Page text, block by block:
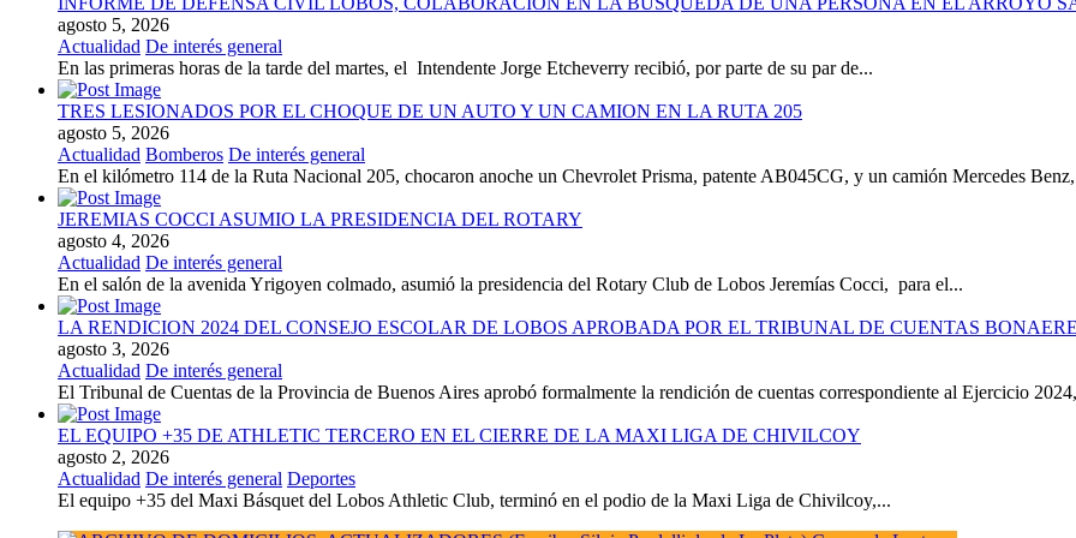
agosto 5, 2026
Actualidad De interés general
En las primeras horas de la tarde del martes, el Intendente Jorge Etcheverry recibió, por parte de su par de...
TRES LESIONADOS POR EL CHOQUE DE UN AUTO Y UN CAMION EN LA RUTA 205
agosto 5, 2026
Actualidad Bomberos De interés general
En el kilómetro 114 de la Ruta Nacional 205, chocaron anoche un Chevrolet Prisma, patente AB045CG, y un camión Mercedes
JEREMIAS COCCI ASUMIO LA PRESIDENCIA DEL ROTARY
agosto 4, 2026
Actualidad De interés general
En el salón de la avenida Yrigoyen colmado, asumió la presidencia del Rotary Club de Lobos Jeremías Cocci, para el...
LA RENDICION 2024 DEL CONSEJO ESCOLAR DE LOBOS APROBADA POR EL TRIBUNAL DE CUENTAS
agosto 3, 2026
Actualidad De interés general
El Tribunal de Cuentas de la Provincia de Buenos Aires aprobó formalmente la rendición de cuentas correspondiente al Ejercicio
EL EQUIPO +35 DE ATHLETIC TERCERO EN EL CIERRE DE LA MAXI LIGA DE CHIVILCOY
agosto 2, 2026
Actualidad De interés general Deportes
El equipo +35 del Maxi Básquet del Lobos Athletic Club, terminó en el podio de la Maxi Liga de Chivilcoy,...